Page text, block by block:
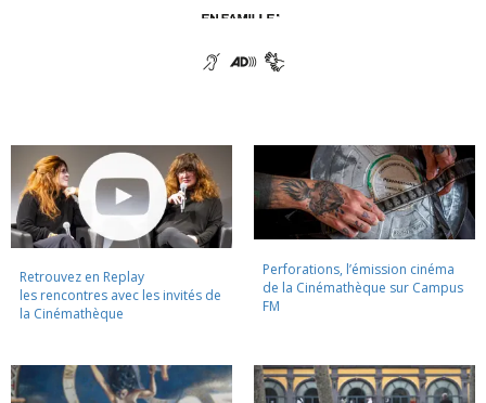
Retrouvez en Replay
les rencontres avec les invités de
la Cinémathèque
Perforations, l’émission cinéma
de la Cinémathèque sur Campus
FM